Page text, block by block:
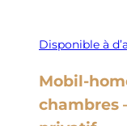
Disponible à
Mobil-
chambres